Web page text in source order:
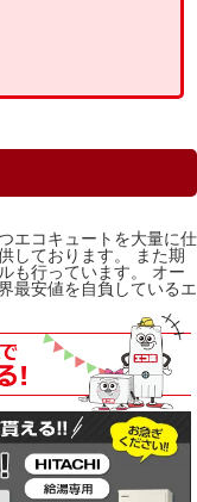
エコキュートを大量に仕
しております。 また期
も行っています。 オー
最安値を自負しているエ